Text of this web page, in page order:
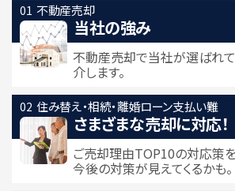
不動産売却
当社の強み
不動産売却で当社が選ばれ
介します。
住み替え・相続・離婚ローン支払い難
さまざまな売却に対応！
ご売却理由TOP10の対応策を
今後の対策が見えてくるかも。